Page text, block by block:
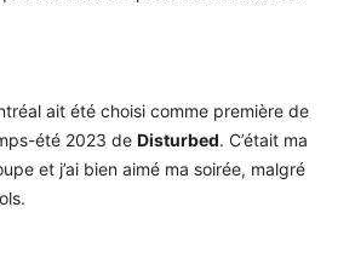
ait été choisi comme première de
été 2023 de Disturbed. C’était ma
et j’ai bien aimé ma soirée, malgré